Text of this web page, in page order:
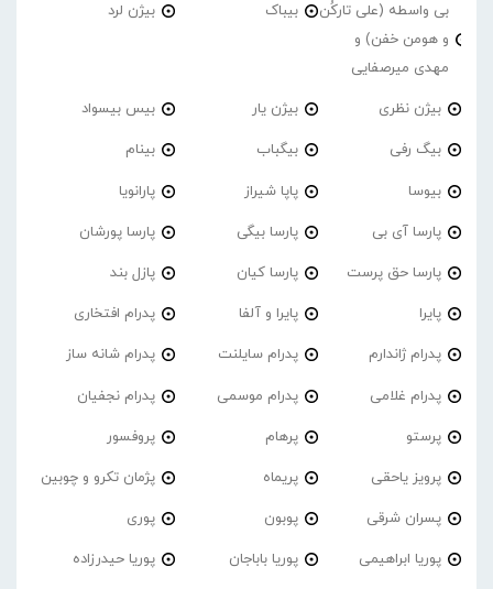
بی واسطه (علی تارکُن
و هومن خفن) و
مهدی میرصفایی
بیباک بیژن لرد
بیژن نظری بیژن یار بیس بیسواد
بیگ رفی بیگباب بینام
بیوسا پاپا شیراز پارانویا
پارسا آی بی پارسا بیگی پارسا پورشان
پارسا حق پرست پارسا کیان پازل بند
پایرا پایرا و آلفا پدرام افتخاری
پدرام ژاندارم پدرام‌ سایلنت پدرام شانه ساز
پدرام غلامی پدرام موسمی پدرام نجفیان
پرستو پرهام پروفسور
پرویز یاحقی پریماه پژمان تکرو و چوبین
پسران شرقی پوبون پوری
پوریا ابراهیمی پوریا باباجان پوریا حیدرزاده